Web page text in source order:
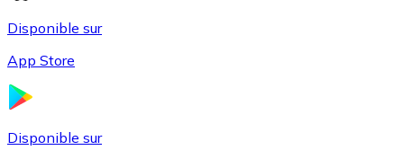
Disponible sur
App Store
Disponible sur